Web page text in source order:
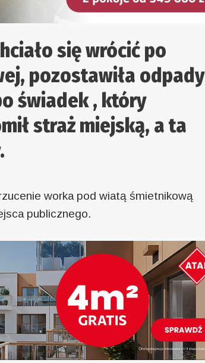
się wrócić po
pozostawiła odpady
świadek , który
straż miejską, a ta
worka pod wiatą śmietnikową
publicznego.